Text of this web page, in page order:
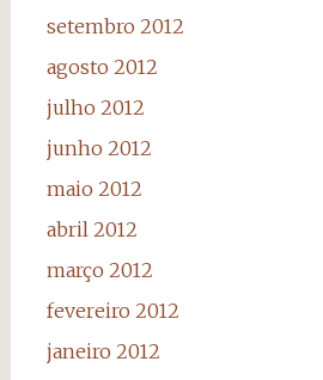
setembro 2012
agosto 2012
julho 2012
junho 2012
maio 2012
abril 2012
março 2012
fevereiro 2012
janeiro 2012